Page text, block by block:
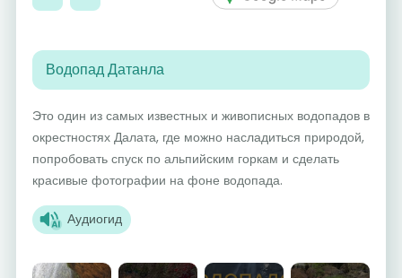
Водопад Датанла
Это один из самых известных и живописных водопадов в
окрестностях Далата, где можно насладиться природой,
попробовать спуск по альпийским горкам и сделать
красивые фотографии на фоне водопада.
Аудиогид